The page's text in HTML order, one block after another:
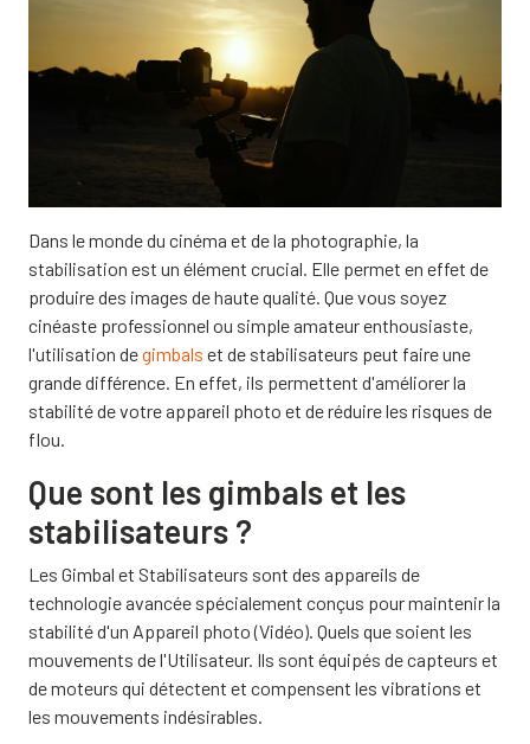
Dans le monde du cinéma et de la photographie, la
stabilisation est un élément crucial. Elle permet en effet de
produire des images de haute qualité. Que vous soyez
cinéaste professionnel ou simple amateur enthousiaste,
l'utilisation degimbals et de stabilisateurs peut faire une
grande différence. En effet, ils permettent d'améliorer la
stabilité de votre appareil photo et de réduire les risques de
flou.
Que sont les gimbals et les
stabilisateurs ?
Les Gimbal et Stabilisateurs sont des appareils de
technologie avancée spécialement conçus pour maintenir la
stabilité d'un Appareil photo (Vidéo). Quels que soient les
mouvements de l'Utilisateur. Ils sont équipés de capteurs et
de moteurs qui détectent et compensent les vibrations et
les mouvements indésirables.